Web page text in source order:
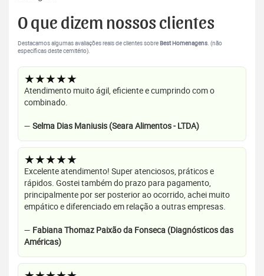
O que dizem nossos clientes
Destacamos algumas avaliações reais de clientes sobre Best Homenagens. (não
específicas deste cemitério).
★★★★★
Atendimento muito ágil, eficiente e cumprindo com o
combinado.
— Selma Dias Maniusis (Seara Alimentos - LTDA)
★★★★★
Excelente atendimento! Super atenciosos, práticos e
rápidos. Gostei também do prazo para pagamento,
principalmente por ser posterior ao ocorrido, achei muito
empático e diferenciado em relação a outras empresas.
— Fabiana Thomaz Paixão da Fonseca (Diagnósticos das
Américas)